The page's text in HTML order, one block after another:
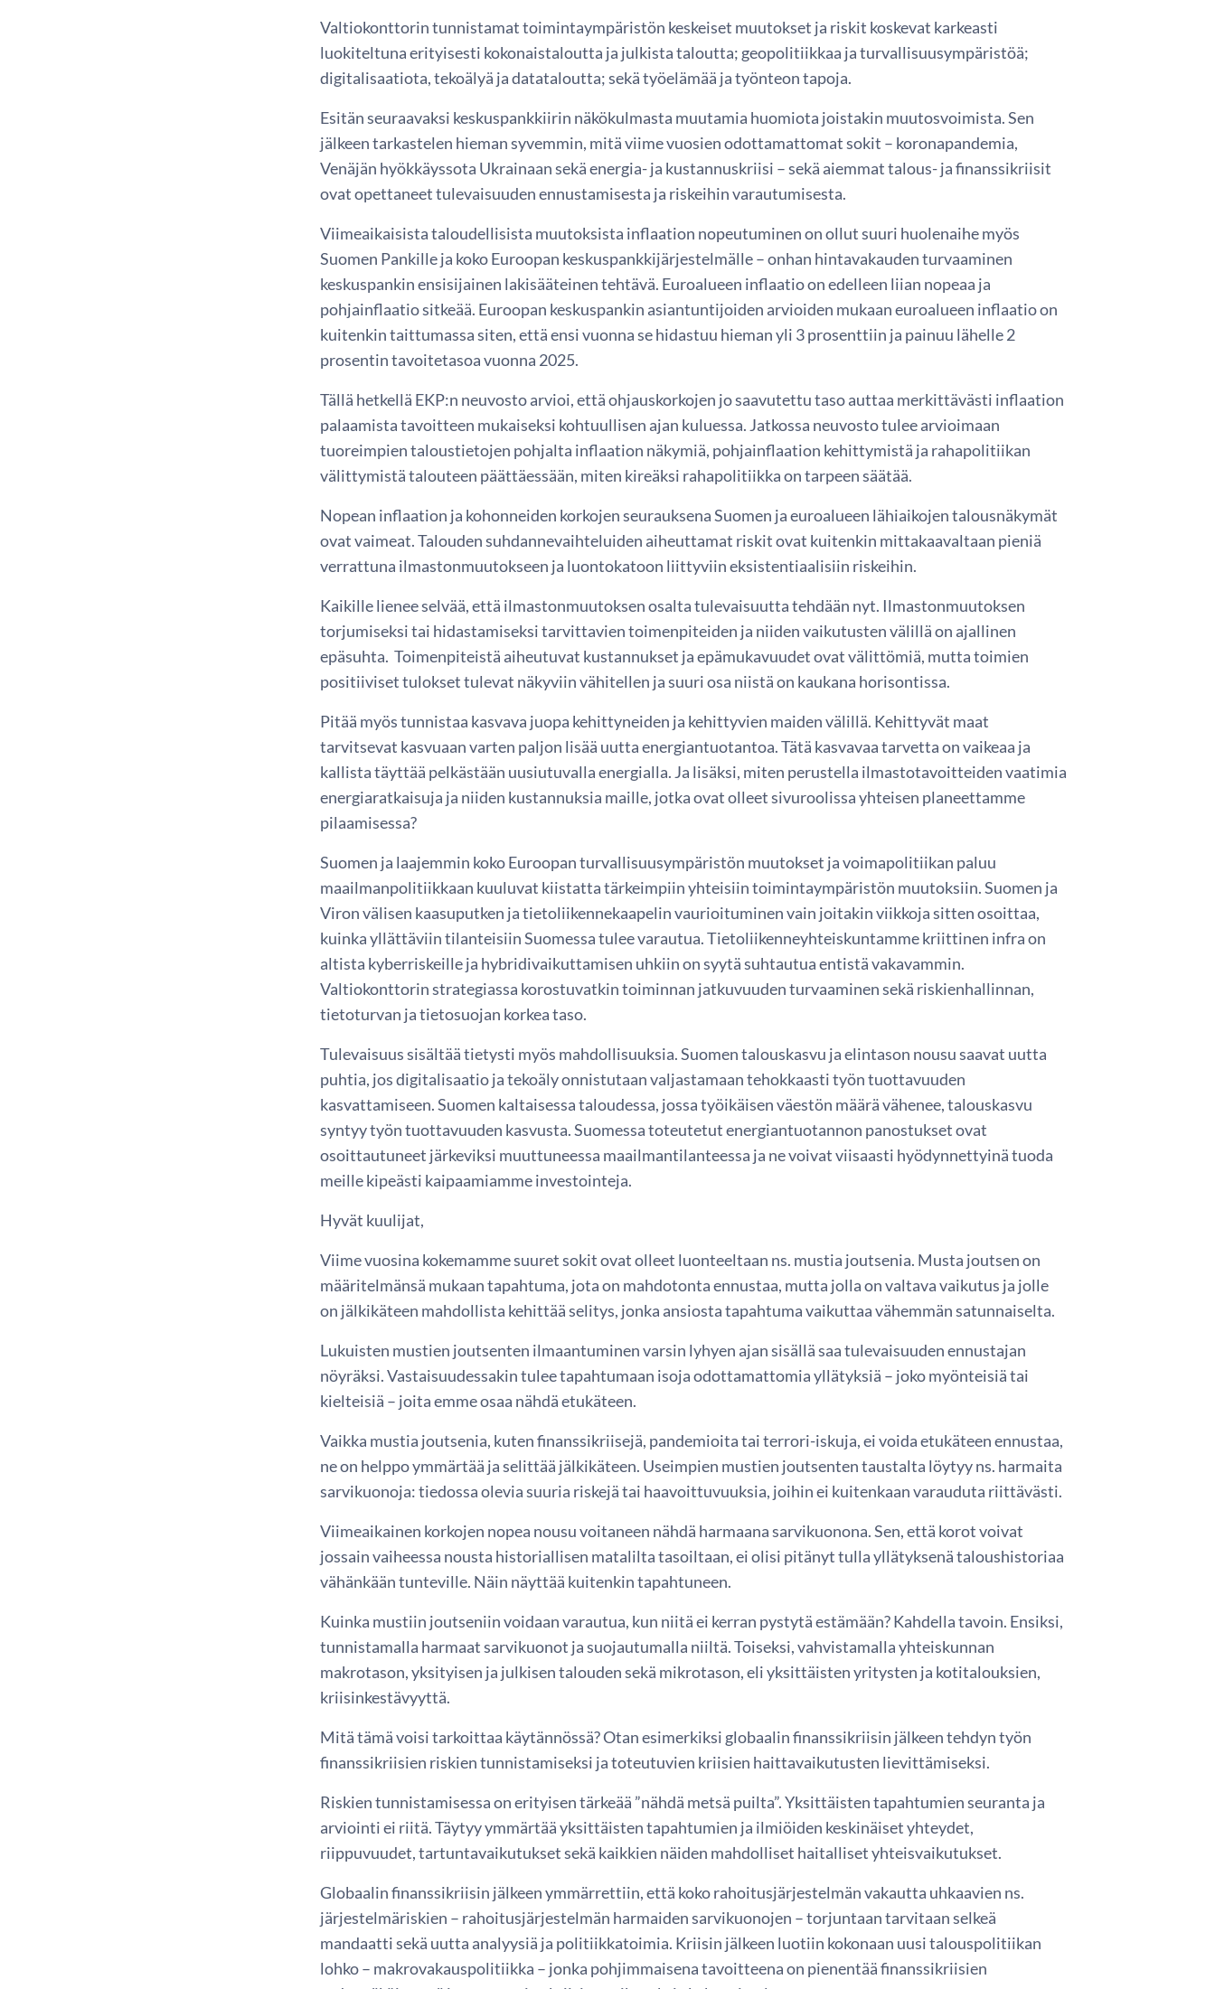
Valtiokonttorin tunnistamat toimintaympäristön keskeiset muutokset ja riskit koskevat karkeasti
luokiteltuna erityisesti kokonaistaloutta ja julkista taloutta; geopolitiikkaa ja turvallisuusympäristöä;
digitalisaatiota, tekoälyä ja datataloutta; sekä työelämää ja työnteon tapoja.
Esitän seuraavaksi keskuspankkiirin näkökulmasta muutamia huomiota joistakin muutosvoimista. Sen
jälkeen tarkastelen hieman syvemmin, mitä viime vuosien odottamattomat sokit – koronapandemia,
Venäjän hyökkäyssota Ukrainaan sekä energia- ja kustannuskriisi – sekä aiemmat talous- ja finanssikriisit
ovat opettaneet tulevaisuuden ennustamisesta ja riskeihin varautumisesta.
Viimeaikaisista taloudellisista muutoksista inflaation nopeutuminen on ollut suuri huolenaihe myös
Suomen Pankille ja koko Euroopan keskuspankkijärjestelmälle – onhan hintavakauden turvaaminen
keskuspankin ensisijainen lakisääteinen tehtävä. Euroalueen inflaatio on edelleen liian nopeaa ja
pohjainflaatio sitkeää. Euroopan keskuspankin asiantuntijoiden arvioiden mukaan euroalueen inflaatio on
kuitenkin taittumassa siten, että ensi vuonna se hidastuu hieman yli 3 prosenttiin ja painuu lähelle 2
prosentin tavoitetasoa vuonna 2025.
Tällä hetkellä EKP:n neuvosto arvioi, että ohjauskorkojen jo saavutettu taso auttaa merkittävästi inflaation
palaamista tavoitteen mukaiseksi kohtuullisen ajan kuluessa. Jatkossa neuvosto tulee arvioimaan
tuoreimpien taloustietojen pohjalta inflaation näkymiä, pohjainflaation kehittymistä ja rahapolitiikan
välittymistä talouteen päättäessään, miten kireäksi rahapolitiikka on tarpeen säätää.
Nopean inflaation ja kohonneiden korkojen seurauksena Suomen ja euroalueen lähiaikojen talousnäkymät
ovat vaimeat. Talouden suhdannevaihteluiden aiheuttamat riskit ovat kuitenkin mittakaavaltaan pieniä
verrattuna ilmastonmuutokseen ja luontokatoon liittyviin eksistentiaalisiin riskeihin.
Kaikille lienee selvää, että ilmastonmuutoksen osalta tulevaisuutta tehdään nyt. Ilmastonmuutoksen
torjumiseksi tai hidastamiseksi tarvittavien toimenpiteiden ja niiden vaikutusten välillä on ajallinen
epäsuhta. Toimenpiteistä aiheutuvat kustannukset ja epämukavuudet ovat välittömiä, mutta toimien
positiiviset tulokset tulevat näkyviin vähitellen ja suuri osa niistä on kaukana horisontissa.
Pitää myös tunnistaa kasvava juopa kehittyneiden ja kehittyvien maiden välillä. Kehittyvät maat
tarvitsevat kasvuaan varten paljon lisää uutta energiantuotantoa. Tätä kasvavaa tarvetta on vaikeaa ja
kallista täyttää pelkästään uusiutuvalla energialla. Ja lisäksi, miten perustella ilmastotavoitteiden vaatimia
energiaratkaisuja ja niiden kustannuksia maille, jotka ovat olleet sivuroolissa yhteisen planeettamme
pilaamisessa?
Suomen ja laajemmin koko Euroopan turvallisuusympäristön muutokset ja voimapolitiikan paluu
maailmanpolitiikkaan kuuluvat kiistatta tärkeimpiin yhteisiin toimintaympäristön muutoksiin. Suomen ja
Viron välisen kaasuputken ja tietoliikennekaapelin vaurioituminen vain joitakin viikkoja sitten osoittaa,
kuinka yllättäviin tilanteisiin Suomessa tulee varautua. Tietoliikenneyhteiskuntamme kriittinen infra on
altista kyberriskeille ja hybridivaikuttamisen uhkiin on syytä suhtautua entistä vakavammin.
Valtiokonttorin strategiassa korostuvatkin toiminnan jatkuvuuden turvaaminen sekä riskienhallinnan,
tietoturvan ja tietosuojan korkea taso.
Tulevaisuus sisältää tietysti myös mahdollisuuksia. Suomen talouskasvu ja elintason nousu saavat uutta
puhtia, jos digitalisaatio ja tekoäly onnistutaan valjastamaan tehokkaasti työn tuottavuuden
kasvattamiseen. Suomen kaltaisessa taloudessa, jossa työikäisen väestön määrä vähenee, talouskasvu
syntyy työn tuottavuuden kasvusta. Suomessa toteutetut energiantuotannon panostukset ovat
osoittautuneet järkeviksi muuttuneessa maailmantilanteessa ja ne voivat viisaasti hyödynnettyinä tuoda
meille kipeästi kaipaamiamme investointeja.
Hyvät kuulijat,
Viime vuosina kokemamme suuret sokit ovat olleet luonteeltaan ns. mustia joutsenia. Musta joutsen on
määritelmänsä mukaan tapahtuma, jota on mahdotonta ennustaa, mutta jolla on valtava vaikutus ja jolle
on jälkikäteen mahdollista kehittää selitys, jonka ansiosta tapahtuma vaikuttaa vähemmän satunnaiselta.
Lukuisten mustien joutsenten ilmaantuminen varsin lyhyen ajan sisällä saa tulevaisuuden ennustajan
nöyräksi. Vastaisuudessakin tulee tapahtumaan isoja odottamattomia yllätyksiä – joko myönteisiä tai
kielteisiä – joita emme osaa nähdä etukäteen.
Vaikka mustia joutsenia, kuten finanssikriisejä, pandemioita tai terrori-iskuja, ei voida etukäteen ennustaa,
ne on helppo ymmärtää ja selittää jälkikäteen. Useimpien mustien joutsenten taustalta löytyy ns. harmaita
sarvikuonoja: tiedossa olevia suuria riskejä tai haavoittuvuuksia, joihin ei kuitenkaan varauduta riittävästi.
Viimeaikainen korkojen nopea nousu voitaneen nähdä harmaana sarvikuonona. Sen, että korot voivat
jossain vaiheessa nousta historiallisen matalilta tasoiltaan, ei olisi pitänyt tulla yllätyksenä taloushistoriaa
vähänkään tunteville. Näin näyttää kuitenkin tapahtuneen.
Kuinka mustiin joutseniin voidaan varautua, kun niitä ei kerran pystytä estämään? Kahdella tavoin. Ensiksi,
tunnistamalla harmaat sarvikuonot ja suojautumalla niiltä. Toiseksi, vahvistamalla yhteiskunnan
makrotason, yksityisen ja julkisen talouden sekä mikrotason, eli yksittäisten yritysten ja kotitalouksien,
kriisinkestävyyttä.
Mitä tämä voisi tarkoittaa käytännössä? Otan esimerkiksi globaalin finanssikriisin jälkeen tehdyn työn
finanssikriisien riskien tunnistamiseksi ja toteutuvien kriisien haittavaikutusten lievittämiseksi.
Riskien tunnistamisessa on erityisen tärkeää ”nähdä metsä puilta”. Yksittäisten tapahtumien seuranta ja
arviointi ei riitä. Täytyy ymmärtää yksittäisten tapahtumien ja ilmiöiden keskinäiset yhteydet,
riippuvuudet, tartuntavaikutukset sekä kaikkien näiden mahdolliset haitalliset yhteisvaikutukset.
Globaalin finanssikriisin jälkeen ymmärrettiin, että koko rahoitusjärjestelmän vakautta uhkaavien ns.
järjestelmäriskien – rahoitusjärjestelmän harmaiden sarvikuonojen – torjuntaan tarvitaan selkeä
mandaatti sekä uutta analyysiä ja politiikkatoimia. Kriisin jälkeen luotiin kokonaan uusi talouspolitiikan
lohko – makrovakauspolitiikka – jonka pohjimmaisena tavoitteena on pienentää finanssikriisien